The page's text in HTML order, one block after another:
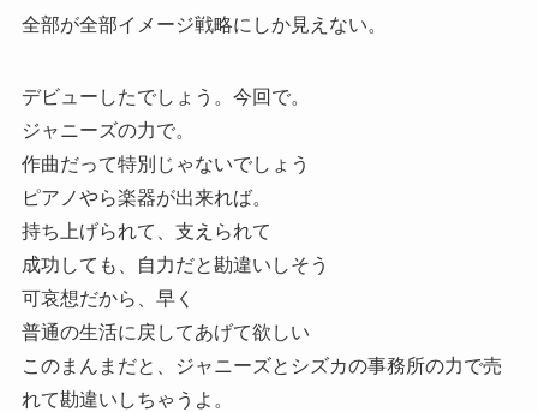
全部が全部イメージ戦略にしか見えない。
デビューしたでしょう。今回で。
ジャニーズの力で。
作曲だって特別じゃないでしょう
ピアノやら楽器が出来れば。
持ち上げられて、支えられて
成功しても、自力だと勘違いしそう
可哀想だから、早く
普通の生活に戻してあげて欲しい
このまんまだと、ジャニーズとシズカの事務所の力で売
れて勘違いしちゃうよ。